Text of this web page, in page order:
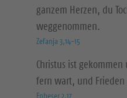
ganzem Herzen, du
weggenommen.
Zefanja 3,14-15
Christus ist
fern wart, und
Epheser 2,17